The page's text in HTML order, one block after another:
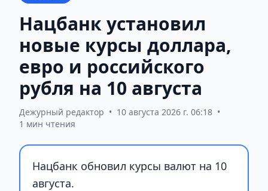
Нацбанк установил
новые курсы доллара,
евро и российского
рубля на 10 августа
Дежурный редактор • 10 августа 2026 г. 06:18 •
1 мин чтения
Нацбанк обновил курсы валют на 10
августа.